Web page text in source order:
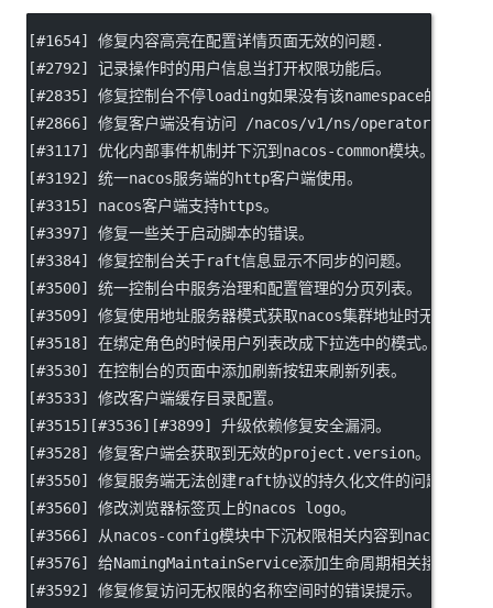
[#1654] 修复内容高亮在配置详情页面无效的问题.
[#2792] 记录操作时的用户信息当打开权限功能后。
[#2835] 修复控制台不停loading如果没有该namespace的权限。
[#2866] 修复客户端没有访问 /nacos/v1/ns/operator/metrics
[#3117] 优化内部事件机制并下沉到nacos-common模块。
[#3192] 统一nacos服务端的http客户端使用。
[#3315] nacos客户端支持https。
[#3397] 修复一些关于启动脚本的错误。
[#3384] 修复控制台关于raft信息显示不同步的问题。
[#3500] 统一控制台中服务治理和配置管理的分页列表。
[#3509] 修复使用地址服务器模式获取nacos集群地址时无法获取
[#3518] 在绑定角色的时候用户列表改成下拉选中的模式。
[#3530] 在控制台的页面中添加刷新按钮来刷新列表。
[#3533] 修改客户端缓存目录配置。
[#3515][#3536][#3899] 升级依赖修复安全漏洞。
[#3528] 修复客户端会获取到无效的project.version。
[#3550] 修复服务端无法创建raft协议的持久化文件的问题。
[#3560] 修改浏览器标签页上的nacos logo。
[#3566] 从nacos-config模块中下沉权限相关内容到nacos-auth
[#3576] 给NamingMaintainService添加生命周期相关接口。
[#3592] 修复修复访问无权限的名称空间时的错误提示。